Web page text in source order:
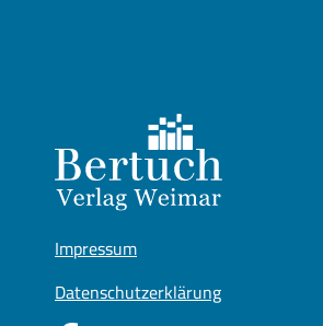
Impressum
Datenschutzerklärung